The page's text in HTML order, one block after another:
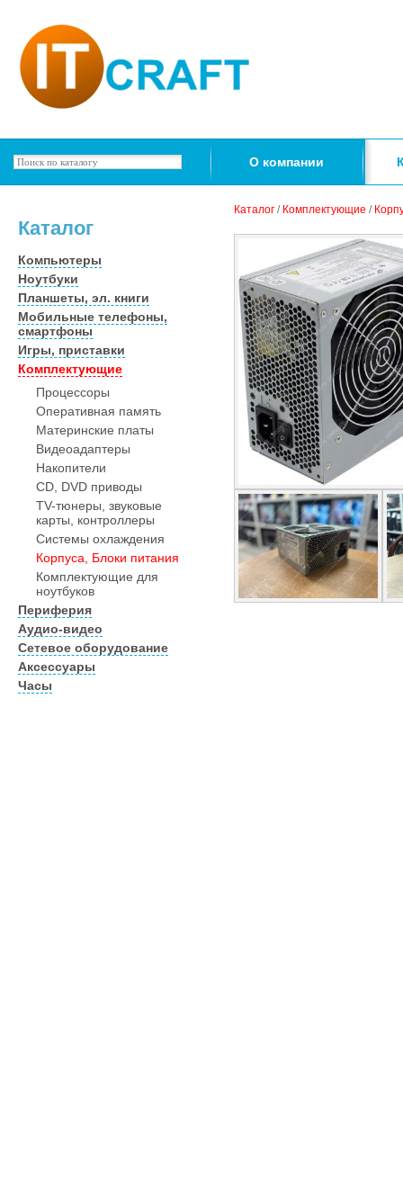
О компании
Каталог
Компьютеры
Ноутбуки
Планшеты, эл. книги
Мобильные телефоны,
смартфоны
Игры, приставки
Комплектующие
Процессоры
Оперативная память
Материнские платы
Видеоадаптеры
Накопители
CD, DVD приводы
TV-тюнеры, звуковые
карты, контроллеры
Системы охлаждения
Корпуса, Блоки питания
Комплектующие для
ноутбуков
Периферия
Аудио-видео
Сетевое оборудование
Аксессуары
Часы
Каталог / Комплектующие /